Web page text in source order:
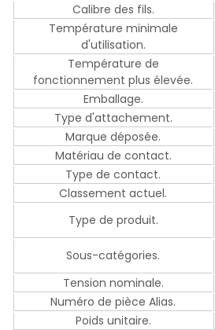
Calibre des fils.
Température minimale
d'utilisation.
Température de
fonctionnement plus élevée.
Emballage.
Type d'attachement.
Marque déposée.
Matériau de contact.
Type de contact.
Classement actuel.
Type de produit.
Sous-catégories.
Tension nominale.
Numéro de pièce Alias.
Poids unitaire.